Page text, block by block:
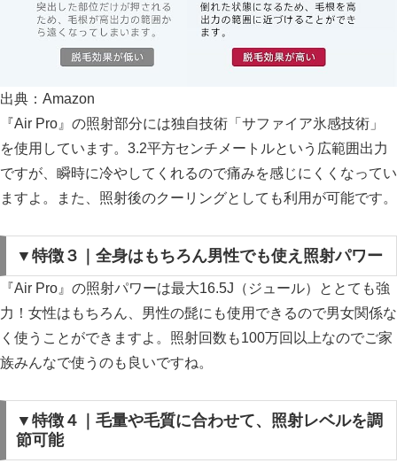
出典：Amazon
『Air Pro』の照射部分には独自技術「サファイア氷感技術」
を使用しています。3.2平方センチメートルという広範囲出力
ですが、 瞬時に冷やしてくれるので痛みを感じにくく なってい
ますよ。また、照射後のクーリングとしても利用が可能です。
▼特徴３｜全身はもちろん男性でも使え照射パワー
『Air Pro』の照射パワーは最大16.5J（ジュール）ととても強
力！ 女性はもちろん、男性の髭にも使用できるので男女関係な
く使うことができますよ。照射回数も100万回以上なのでご家
族みんなで使うのも良いですね。
▼特徴４｜毛量や毛質に合わせて、照射レベルを調
節可能